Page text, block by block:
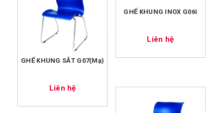
GHẾ KHUNG INOX G06I
Liên hệ
GHẾ KHUNG SẮT G07(Mạ)
Liên hệ